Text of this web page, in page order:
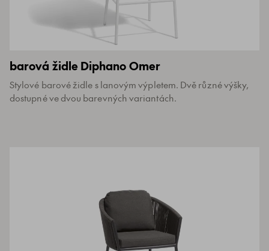
barová židle Diphano Omer
Stylové barové židle s lanovým výpletem. Dvě různé výšky,
dostupné ve dvou barevných variantách.